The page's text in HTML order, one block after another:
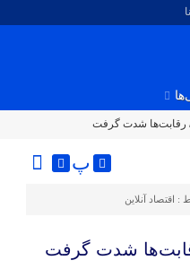
/ رقابت‌ها شدت گرفت
پ
: اقتصاد آنلاین
شدت گرفت